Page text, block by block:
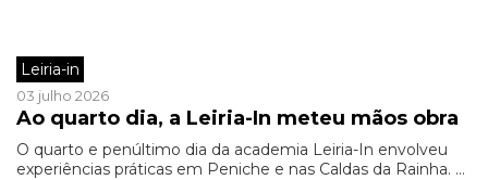
Leiria-in
03 julho 2026
Ao quarto dia, a Leiria-In meteu mãos obra
O quarto e penúltimo dia da academia Leiria-In envolveu
experiências práticas em Peniche e nas Caldas da Rainha. ...